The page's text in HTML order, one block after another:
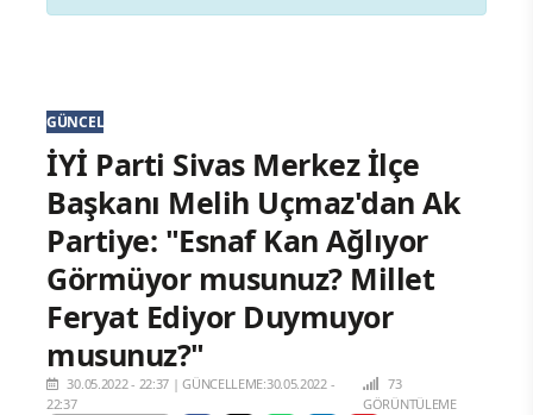
GÜNCEL
İYİ Parti Sivas Merkez İlçe
Başkanı Melih Uçmaz'dan Ak
Partiye: "Esnaf Kan Ağlıyor
Görmüyor musunuz? Millet
Feryat Ediyor Duymuyor
musunuz?"
30.05.2022 - 22:37 |GÜNCELLEME:30.05.2022 -
22:37
73
GÖRÜNTÜLEME